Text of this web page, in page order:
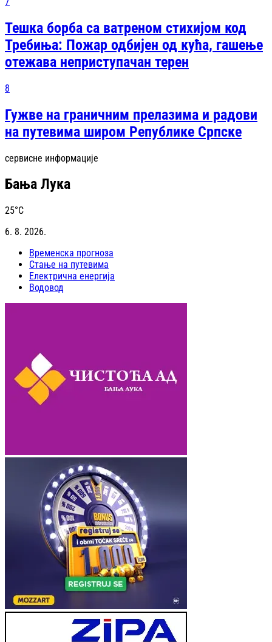
Тешка борба са ватреном стихијом код
Требиња: Пожар одбијен од кућа, гашење
отежава неприступачан терен
8
Гужве на граничним прелазима и радови
на путевима широм Републике Српске
сервисне информације
Бања Лука
25°C
6. 8. 2026.
Временска прогноза
Стање на путевима
Електрична енергија
Водовод